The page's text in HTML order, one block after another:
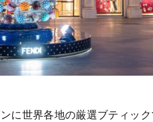
に世界各地の厳選ブティッ